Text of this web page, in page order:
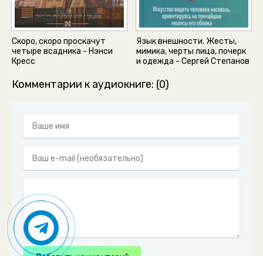
Скоро, скоро проскачут
четыре всадника - Нэнси
Кресс
Язык внешности. Жесты,
мимика, черты лица, почерк
и одежда - Сергей Степанов
Комментарии к аудиокниге: (0)